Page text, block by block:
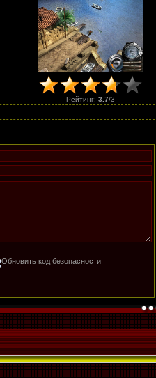
Рейтинг: 3.7/3